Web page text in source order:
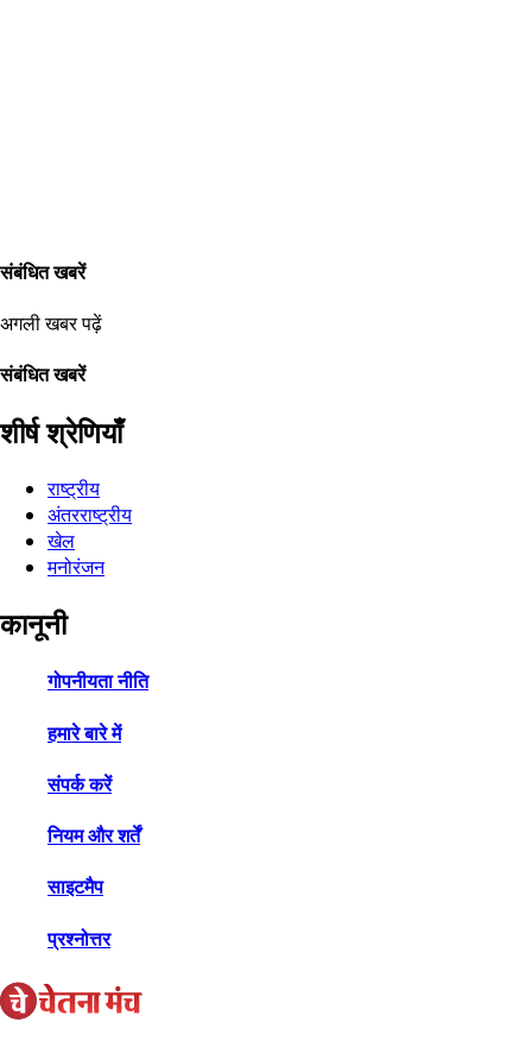
संबंधित खबरें
अगली खबर पढ़ें
संबंधित खबरें
शीर्ष श्रेणियाँ
राष्ट्रीय
अंतरराष्ट्रीय
खेल
मनोरंजन
कानूनी
गोपनीयता नीति
हमारे बारे में
संपर्क करें
नियम और शर्तें
साइटमैप
प्रश्नोत्तर